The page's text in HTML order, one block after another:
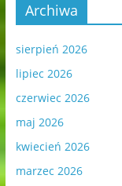
Archiwa
sierpień 2026
lipiec 2026
czerwiec 2026
maj 2026
kwiecień 2026
marzec 2026